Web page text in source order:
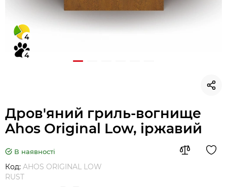
4
4
Дров'яний гриль-вогнище
Ahos Original Low, іржавий
В наявності
Код: AHOS ORIGINAL LOW
RUST